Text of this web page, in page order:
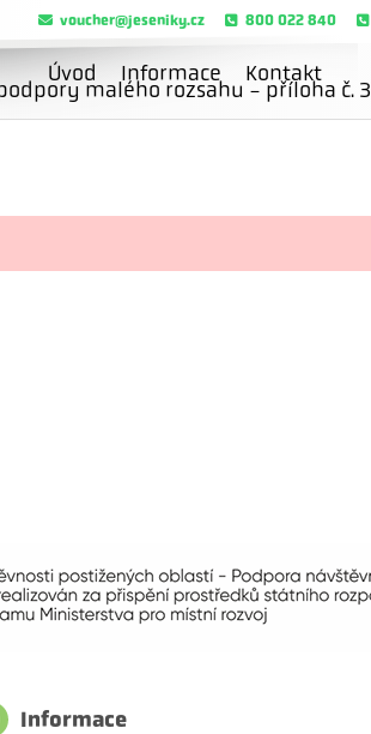
voucher@jeseniky.cz 800 022 840
Úvod Informace Kontakt
malého rozsahu - příloha č. 3
Informace